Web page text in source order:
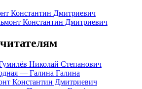
Константин Дмитриевич
Константин Дмитриевич
Николай Степанович
— Галина Галина
Константин Дмитриевич